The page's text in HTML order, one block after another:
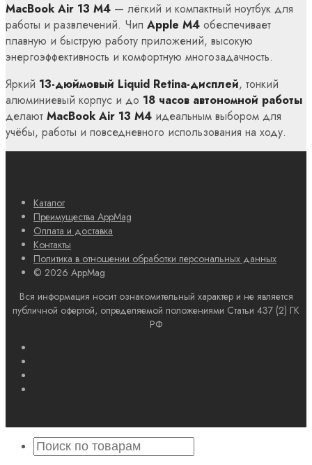
MacBook Air 13 M4 — лёгкий и компактный ноутбук для
работы и развлечений. Чип Apple M4 обеспечивает
плавную и быструю работу приложений, высокую
энергоэффективность и комфортную многозадачность.
Яркий 13-дюймовый Liquid Retina-дисплей, тонкий
алюминиевый корпус и до 18 часов автономной работы
делают MacBook Air 13 M4 идеальным выбором для
учёбы, работы и повседневного использования на ходу.
Каталог
Преимущества AppMag
Оплата и доставка
Контакты
Политика в отношении обработки персональных данных
© 2026 AppMag
Вся информация носит ознакомительный характер и не является
публичной офертой, определяемой положениями Статьи 437 (2) ГК
РФ